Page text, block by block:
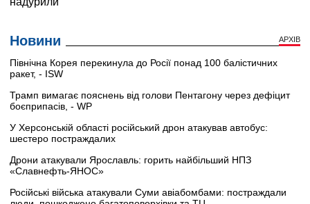
Новини АРХІВ
Північна Корея перекинула до Росії понад 100 балістичних
ракет, - ISW
Трамп вимагає пояснень від голови Пентагону через дефіцит
боєприпасів, - WP
У Херсонській області російський дрон атакував автобус:
шестеро постраждалих
Дрони атакували Ярославль: горить найбільший НПЗ
«Славнефть-ЯНОС»
Російські війська атакували Суми авіабомбами: постраждали